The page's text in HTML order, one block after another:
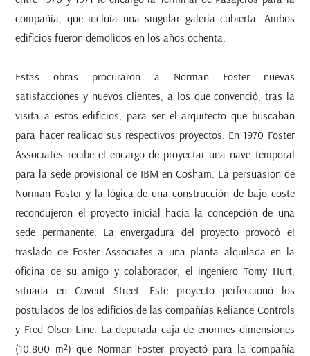
compañía, que incluía una singular galería cubierta. Ambos
edificios fueron demolidos en los años ochenta.
Estas obras procuraron a Norman Foster nuevas
satisfacciones y nuevos clientes, a los que convenció, tras la
visita a estos edificios, para ser el arquitecto que buscaban
para hacer realidad sus respectivos proyectos. En 1970 Foster
Associates recibe el encargo de proyectar una nave temporal
para la sede provisional de IBM en Cosham. La persuasión de
Norman Foster y la lógica de una construcción de bajo coste
recondujeron el proyecto inicial hacia la concepción de una
sede permanente. La envergadura del proyecto provocó el
traslado de Foster Associates a una planta alquilada en la
oficina de su amigo y colaborador, el ingeniero Tomy Hurt,
situada en Covent Street. Este proyecto perfeccionó los
postulados de los edificios de las compañías Reliance Controls
y Fred Olsen Line. La depurada caja de enormes dimensiones
(10.800 m²) que Norman Foster proyectó para la compañía